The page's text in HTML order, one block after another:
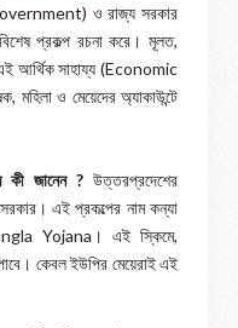
ও রাজ্য সরকার
প্রকল্প রচনা করে। মূলত,
এই আর্থিক সাহায্য (Economic
ও মেয়েদের অ্যাকাউন্টে
জানেন ? উত্তরপ্রদেশের
এই প্রকল্পের নাম কন্যা
Yojana। এই স্কিমে,
কেবল ইউপির মেয়েরাই এই